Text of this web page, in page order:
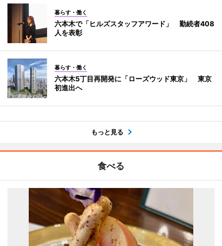
暮らす・働く
六本木で「ヒルズスタッフアワード」 勤続者408
人を表彰
暮らす・働く
六本木5丁目再開発に「ローズウッド東京」 東京
初進出へ
もっと見る
食べる